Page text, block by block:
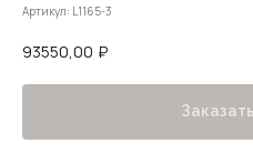
Артикул: L1165-3
93550,00 ₽
Заказать